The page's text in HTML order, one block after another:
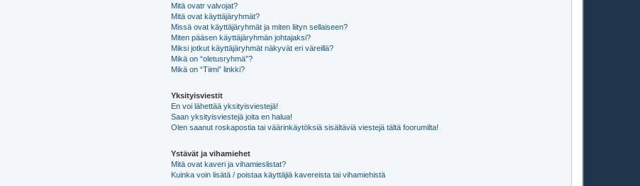
Mitä ovatr valvojat?
Mitä ovat käyttäjäryhmät?
Missä ovat käyttäjäryhmät ja miten liityn sellaiseen?
Miten pääsen käyttäjäryhmän johtajaksi?
Miksi jotkut käyttäjäryhmät näkyvät eri väreillä?
Mikä on “oletusryhmä”?
Mikä on “Tiimi” linkki?
Yksityisviestit
En voi lähettää yksityisviestejä!
Saan yksityisviestejä joita en halua!
Olen saanut roskapostia tai väärinkäytöksiä sisältäviä viestejä tältä foorumilta!
Ystävät ja vihamiehet
Mitä ovat kaveri ja vihamieslistat?
Kuinka voin lisätä / poistaa käyttäjiä kavereista tai vihamiehistä